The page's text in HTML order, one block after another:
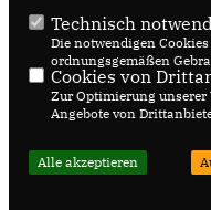
Technisch
Die notwendigen
ordnungsgemäßen
Cookies von
Zur Optimierung unserer
Angebote von
Alle akzeptieren